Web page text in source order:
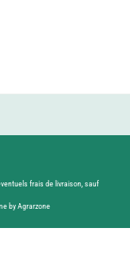
frais de livraison, sauf
by Agrarzone